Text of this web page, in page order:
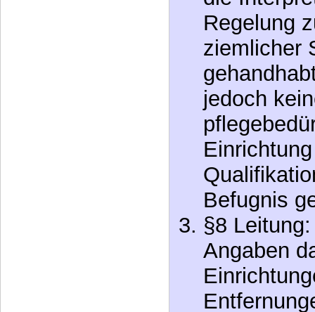
Regelung
ziemlicher
jedoch
Befugnis
§8
Angaben